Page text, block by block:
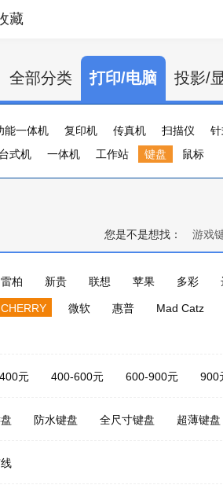
藏
全部分类 打印/电脑 投影/
能一体机 复印机 传真机 扫描仪
证卡打印机 大幅打印机 标签打印机
台式机 一体机 工作站 键盘 鼠标
您是不是想找： 游戏
雷柏 新贵 联想 苹果 多彩
CHERRY 微软 惠普 Mad Catz
元 400-600元 600-900元 900
防水键盘 全尺寸键盘 超薄键盘